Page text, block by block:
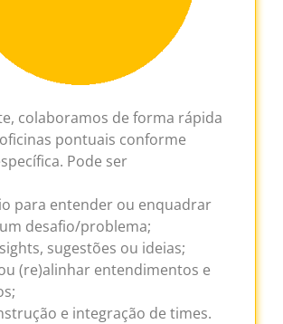
colaboramos de forma rápida
pontuais conforme
Pode ser
para entender ou enquadrar
desafio/problema;
sugestões ou ideias;
(re)alinhar entendimentos e
e integração de times.